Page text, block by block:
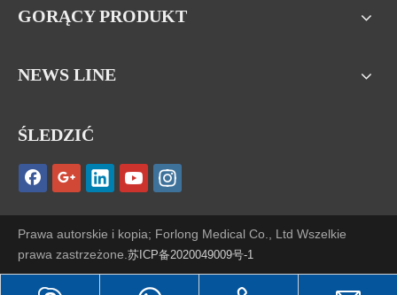
GORĄCY PRODUKT
NEWS LINE
ŚLEDZIĆ
Prawa autorskie i kopia; Forlong Medical Co., Ltd Wszelkie
prawa zastrzeżone. 苏ICP备2020049009号-1